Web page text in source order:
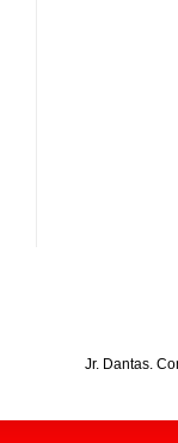
Jr. Dantas.